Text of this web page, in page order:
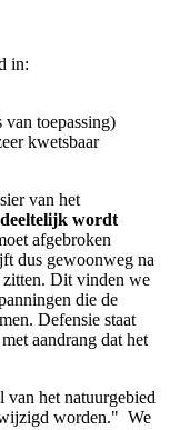
in:
van toepassing)
kwetsbaar
van het
wordt
afgebroken
dus gewoonweg na
zitten. Dit vinden we
die de
Defensie staat
aandrang dat het
van het natuurgebied
worden." We